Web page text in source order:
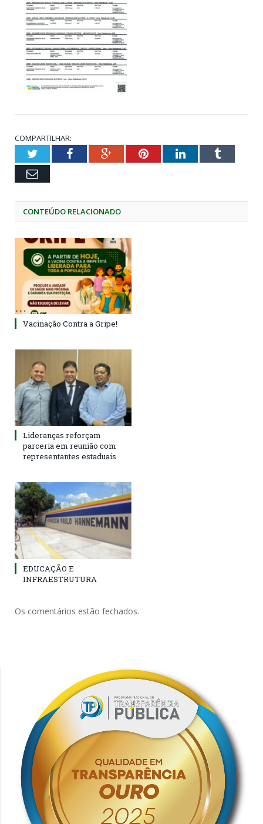
COMPARTILHAR:
TwitterFacebookGoogle+PinterestLinkedInTumblr
Email
CONTEÚDO RELACIONADO
Vacinação Contra a Gripe!
Lideranças reforçam
parceria em reunião com
representantes estaduais
EDUCAÇÃO E
INFRAESTRUTURA
Os comentários estão fechados.